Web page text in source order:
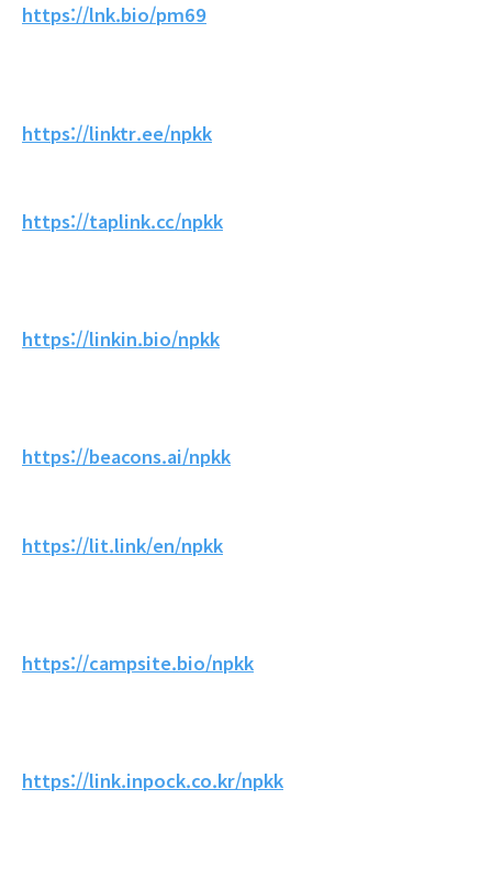
https://lnk.bio/pm69
https://linktr.ee/npkk
https://taplink.cc/npkk
https://linkin.bio/npkk
https://beacons.ai/npkk
https://lit.link/en/npkk
https://campsite.bio/npkk
https://link.inpock.co.kr/npkk